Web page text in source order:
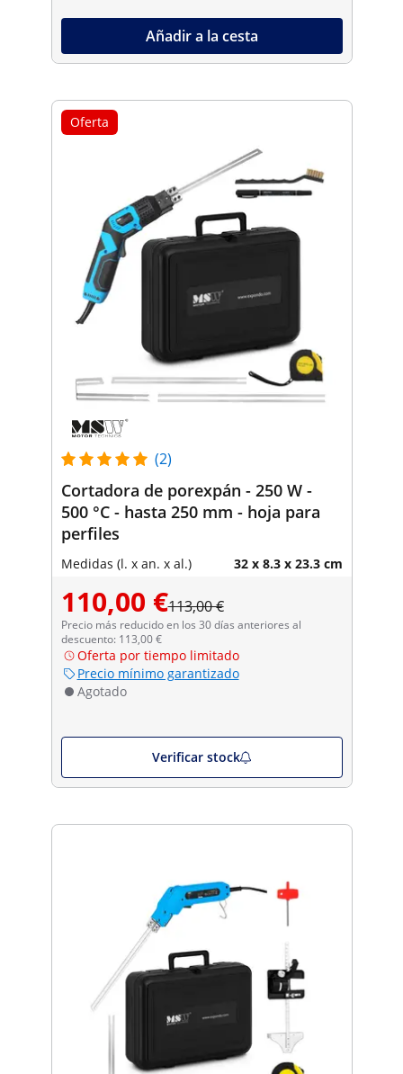
Añadir a la cesta
Oferta
(2)
Cortadora de porexpán - 250 W -
500 °C - hasta 250 mm - hoja para
perfiles
Medidas (l. x an. x al.) 32 x 8.3 x 23.3 cm
110,00 €113,00 €
Precio más reducido en los 30 días anteriores al
descuento: 113,00 €
Oferta por tiempo limitado
Precio mínimo garantizado
Agotado
Verificar stock